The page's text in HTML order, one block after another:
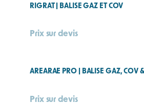
RIGRAT | BALISE GAZ ET COV
Prix sur devis
AREARAE PRO | BALISE GAZ, COV
Prix sur devis